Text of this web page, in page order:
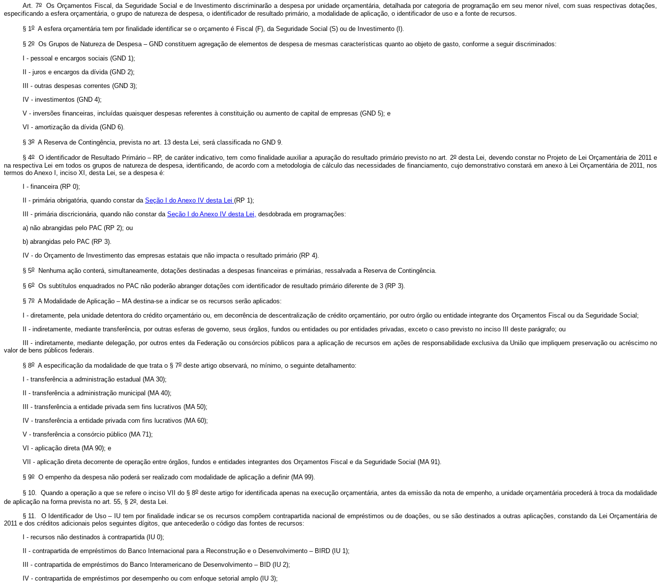
Art. 7oOs Orçamentos Fiscal, da Seguridade Social e de Investimento discriminarão a despesa por unidade orçamentária, detalhada por categoria de programação em seu menor nível, com suas respectivas dotações,
especificando a esfera orçamentária, o grupo de natureza de despesa, o identificador de resultado primário, a modalidade de aplicação, o identificador de uso e a fonte de recursos.
§ 1oA esfera orçamentária tem por finalidade identificar se o orçamento é Fiscal (F), da Seguridade Social (S) ou de Investimento (I).
§ 2oOs Grupos de Natureza de Despesa – GND constituem agregação de elementos de despesa de mesmas características quanto ao objeto de gasto, conforme a seguir discriminados:
I - pessoal e encargos sociais (GND 1);
II - juros e encargos da dívida (GND 2);
III - outras despesas correntes (GND 3);
IV - investimentos (GND 4);
V - inversões financeiras, incluídas quaisquer despesas referentes à constituição ou aumento de capital de empresas (GND 5); e
VI - amortização da dívida (GND 6).
§ 3oA Reserva de Contingência, prevista no art. 13 desta Lei, será classificada no GND 9.
§ 4o O identificador de Resultado Primário – RP, de caráter indicativo, tem como finalidade auxiliar a apuração do resultado primário previsto no art. 2odesta Lei, devendo constar no Projeto de Lei Orçamentária de 2011 e
na respectiva Lei em todos os grupos de natureza de despesa, identificando, de acordo com a metodologia de cálculo das necessidades de financiamento, cujo demonstrativo constará em anexo à Lei Orçamentária de 2011, nos
termos do Anexo I, inciso XI, desta Lei, se a despesa é:
I - financeira (RP 0);
II - primária obrigatória, quando constar da Seção I do Anexo IV desta Lei (RP 1);
III - primária discricionária, quando não constar da Seção I do Anexo IV desta Lei, desdobrada em programações:
a) não abrangidas pelo PAC (RP 2); ou
b) abrangidas pelo PAC (RP 3).
IV - do Orçamento de Investimento das empresas estatais que não impacta o resultado primário (RP 4).
§ 5oNenhuma ação conterá, simultaneamente, dotações destinadas a despesas financeiras e primárias, ressalvada a Reserva de Contingência.
§ 6oOs subtítulos enquadrados no PAC não poderão abranger dotações com identificador de resultado primário diferente de 3 (RP 3).
§ 7oA Modalidade de Aplicação – MA destina-se a indicar se os recursos serão aplicados:
I - diretamente, pela unidade detentora do crédito orçamentário ou, em decorrência de descentralização de crédito orçamentário, por outro órgão ou entidade integrante dos Orçamentos Fiscal ou da Seguridade Social;
II - indiretamente, mediante transferência, por outras esferas de governo, seus órgãos, fundos ou entidades ou por entidades privadas, exceto o caso previsto no inciso III deste parágrafo; ou
III - indiretamente, mediante delegação, por outros entes da Federação ou consórcios públicos para a aplicação de recursos em ações de responsabilidade exclusiva da União que impliquem preservação ou acréscimo no
valor de bens públicos federais.
§ 8oA especificação da modalidade de que trata o § 7odeste artigo observará, no mínimo, o seguinte detalhamento:
I - transferência a administração estadual (MA 30);
II - transferência a administração municipal (MA 40);
III - transferência a entidade privada sem fins lucrativos (MA 50);
IV - transferência a entidade privada com fins lucrativos (MA 60);
V - transferência a consórcio público (MA 71);
VI - aplicação direta (MA 90); e
VII - aplicação direta decorrente de operação entre órgãos, fundos e entidades integrantes dos Orçamentos Fiscal e da Seguridade Social (MA 91).
§ 9oO empenho da despesa não poderá ser realizado com modalidade de aplicação a definir (MA 99).
§ 10. Quando a operação a que se refere o inciso VII do § 8odeste artigo for identificada apenas na execução orçamentária, antes da emissão da nota de empenho, a unidade orçamentária procederá à troca da modalidade
de aplicação na forma prevista no art. 55, § 2o, desta Lei.
§ 11. O Identificador de Uso – IU tem por finalidade indicar se os recursos compõem contrapartida nacional de empréstimos ou de doações, ou se são destinados a outras aplicações, constando da Lei Orçamentária de
2011 e dos créditos adicionais pelos seguintes dígitos, que antecederão o código das fontes de recursos:
I - recursos não destinados à contrapartida (IU 0);
II - contrapartida de empréstimos do Banco Internacional para a Reconstrução e o Desenvolvimento – BIRD (IU 1);
III - contrapartida de empréstimos do Banco Interamericano de Desenvolvimento – BID (IU 2);
IV - contrapartida de empréstimos por desempenho ou com enfoque setorial amplo (IU 3);